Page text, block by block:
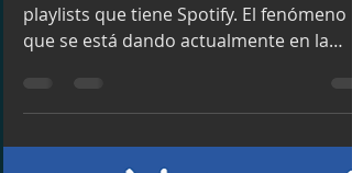
playlist editorial
que se está dando actualmente en la
plataforma permite...